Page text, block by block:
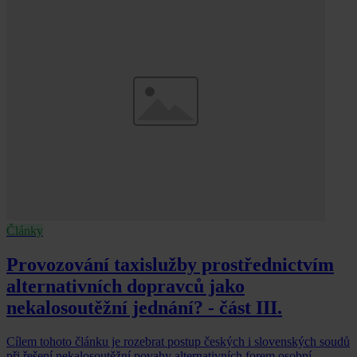
Články
Provozování taxislužby prostřednictvím
alternativních dopravců jako
nekalosoutěžní jednání? - část III.
Cílem tohoto článku je rozebrat postup českých i slovenských soudů